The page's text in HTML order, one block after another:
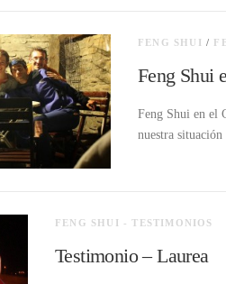
FENG SHUI /
Feng Shui
Feng Shui en el
nuestra
FENG SHUI - TESTIMONIOS
Testimonio – Laurea